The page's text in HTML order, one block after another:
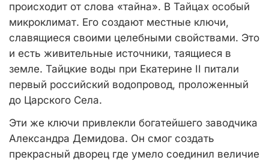
происходит от слова «тайна». В Тайцах особый
микроклимат. Его создают местные ключи,
славящиеся своими целебными свойствами. Это
и есть живительные источники, таящиеся в
земле. Тайцкие воды при Екатерине II питали
первый российский водопровод, проложенный
до Царского Села.
Эти же ключи привлекли богатейшего заводчика
Александра Демидова. Он смог создать
прекрасный дворец где умело соединил величие